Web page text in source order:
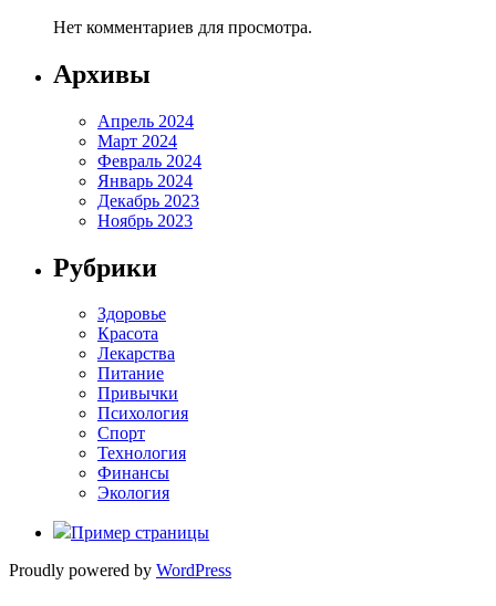
Нет комментариев для просмотра.
Архивы
Апрель 2024
Март 2024
Февраль 2024
Январь 2024
Декабрь 2023
Ноябрь 2023
Рубрики
Здоровье
Красота
Лекарства
Питание
Привычки
Психология
Спорт
Технология
Финансы
Экология
Пример страницы
Proudly powered by WordPress